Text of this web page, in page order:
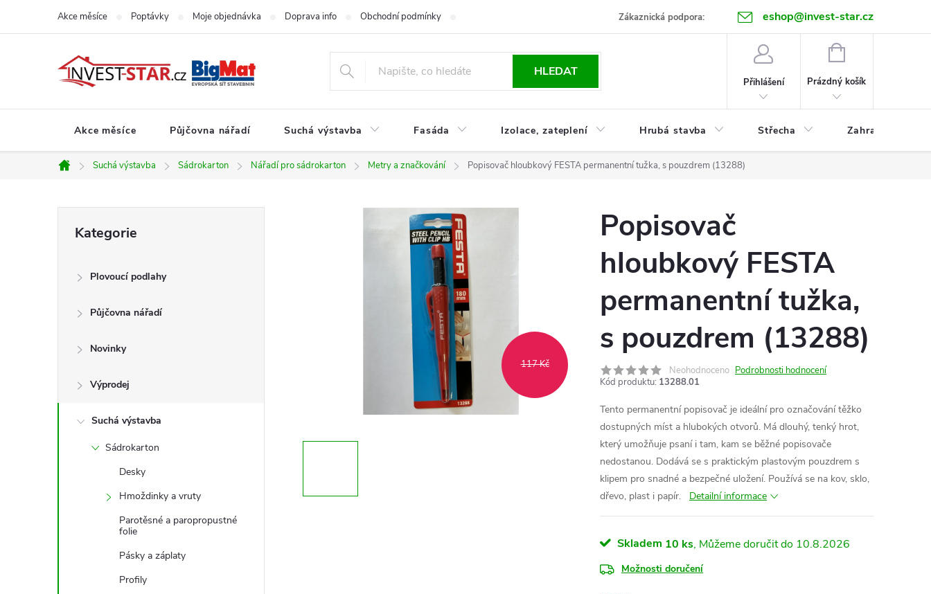
Zákaznická podpora: eshop@invest-star.cz
Akce měsíce Poptávky Moje objednávka Doprava info Obchodní podmínky Kontakt
HLEDAT
Přihlášení
NÁKUPNÍ
Prázdný košík
Akce měsíce Půjčovna nářadí Suchá výstavba Fasáda Izolace, zateplení Hrubá stavba Střecha Zahrada
Domů
Suchá výstavba Sádrokarton Nářadí pro sádrokarton Metry a značkování Popisovač hloubkový FESTA permanentní tužka, s pouzdrem (13288)
a
kategorie
Kategorie
Plovoucí podlahy
Půjčovna nářadí
Novinky
Výprodej
Suchá výstavba
Sádrokarton
Desky
Hmoždinky a vruty
Parotěsné a paropropustné
folie
Pásky a záplaty
Profily
117 Kč
Popisovač
hloubkový FESTA
permanentní tužka,
s pouzdrem (13288)
Neohodnoceno Podrobnosti hodnocení
Kód produktu: 13288.01
Tento permanentní popisovač je ideální pro označování těžko
dostupných míst a hlubokých otvorů. Má dlouhý, tenký hrot,
který umožňuje psaní i tam, kam se běžné popisovače
nedostanou. Dodává se s praktickým plastovým pouzdrem s
klipem pro snadné a bezpečné uložení. Používá se na kov, sklo,
dřevo, plast i papír.
Detailní informace
Skladem 10 ks 10.8.2026
Možnosti doručení